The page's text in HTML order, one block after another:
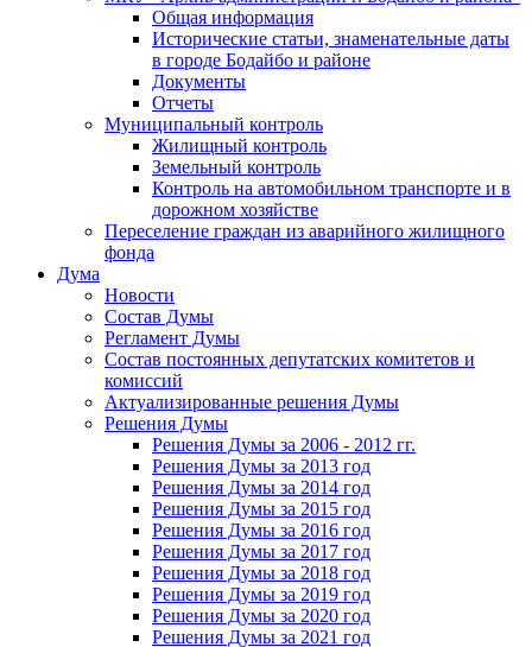
Общая информация
Исторические статьи, знаменательные даты
в городе Бодайбо и районе
Документы
Отчеты
Муниципальный контроль
Жилищный контроль
Земельный контроль
Контроль на автомобильном транспорте и в
дорожном хозяйстве
Переселение граждан из аварийного жилищного
фонда
Дума
Новости
Состав Думы
Регламент Думы
Состав постоянных депутатских комитетов и
комиссий
Актуализированные решения Думы
Решения Думы
Решения Думы за 2006 - 2012 гг.
Решения Думы за 2013 год
Решения Думы за 2014 год
Решения Думы за 2015 год
Решения Думы за 2016 год
Решения Думы за 2017 год
Решения Думы за 2018 год
Решения Думы за 2019 год
Решения Думы за 2020 год
Решения Думы за 2021 год